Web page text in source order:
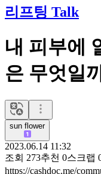
리프팅 Talk
내 피부에
은 무엇일
sun flower
2023.06.14 11:32
조회 273추천 0스크랩
https://cashdoc.me/